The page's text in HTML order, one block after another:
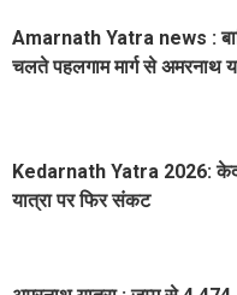
Amarnath Yatra news :
चलते पहलगाम मार्ग से अमरनाथ
Kedarnath Yatra 2026:
यात्रा पर फिर संकट